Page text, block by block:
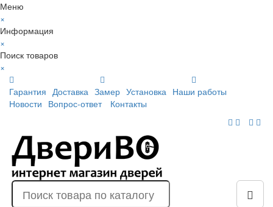
Меню
×
Информация
×
Поиск товаров
×
Гарантия Доставка Замер Установка Наши работы
Новости Вопрос-ответ Контакты